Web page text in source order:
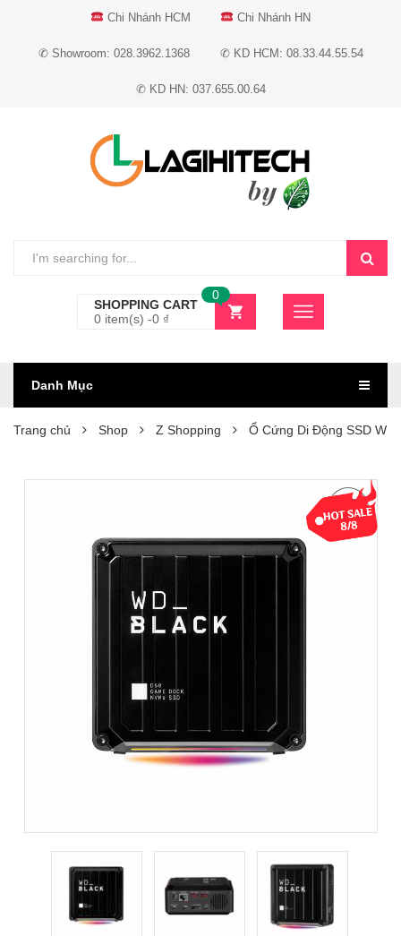
Chi Nhánh HCM Chi Nhánh HN
✆ Showroom: 028.3962.1368 ✆ KD HCM: 08.33.44.55.54
✆ KD HN: 037.655.00.64
SHOPPING CART
0 item(s) -0 ₫
0
Danh Mục
Trang chủ Shop Z Shopping Ổ Cứng Di Động SSD WD